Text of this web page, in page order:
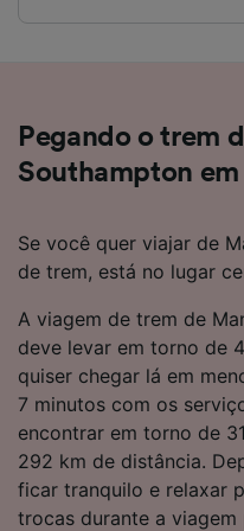
Pegando o trem
Southampton
Se você quer viajar de
de trem, está no lugar
A viagem de trem de
deve levar em torno de
quiser chegar lá em
7 minutos com os
encontrar em torno de
292 km de distância.
ficar tranquilo e relaxar
trocas durante a viagem